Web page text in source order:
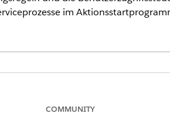
im
und Benutzerzugriffssteuerung für
COMMUNITY